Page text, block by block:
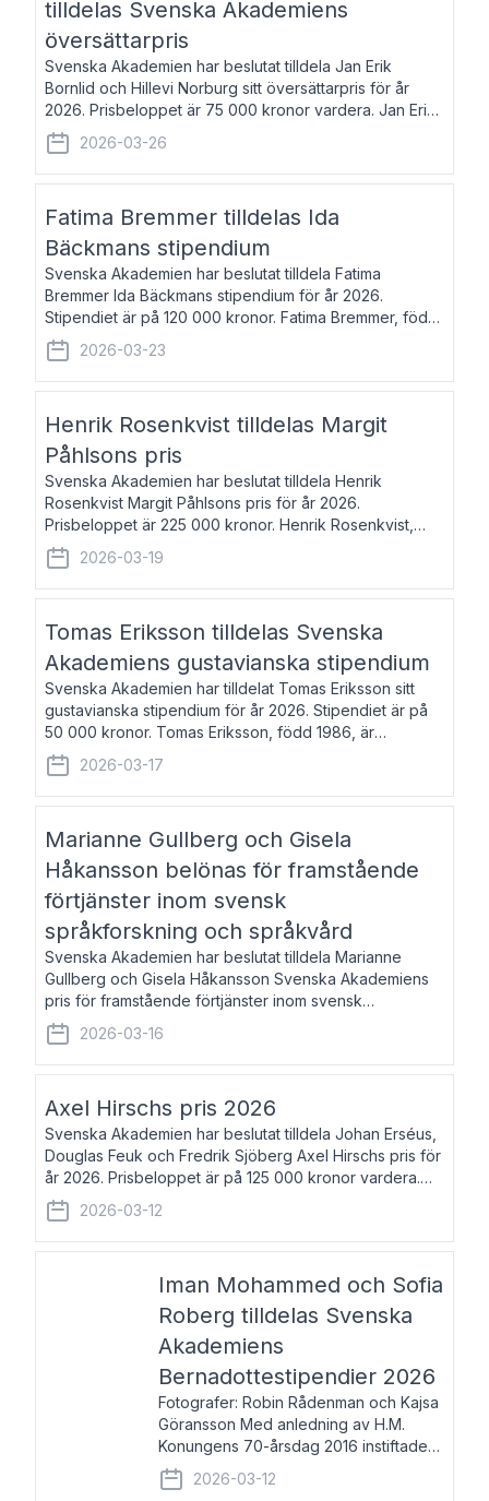
tilldelas Svenska Akademiens
översättarpris
Svenska Akademien har beslutat tilldela Jan Erik
Bornlid och Hillevi Norburg sitt översättarpris för år
2026. Prisbeloppet är 75 000 kronor vardera. Jan Erik
Bornlid, född 1947, är översättare från tyska. Han är
främst känd för sina översät
2026-03-26
Fatima Bremmer tilldelas Ida
Bäckmans stipendium
Svenska Akademien har beslutat tilldela Fatima
Bremmer Ida Bäckmans stipendium för år 2026.
Stipendiet är på 120 000 kronor. Fatima Bremmer, född
1977, är journalist och författare. Hon utkom i fjol med
boken Ligan. Klarakvarterens blodsyst
2026-03-23
Henrik Rosenkvist tilldelas Margit
Påhlsons pris
Svenska Akademien har beslutat tilldela Henrik
Rosenkvist Margit Påhlsons pris för år 2026.
Prisbeloppet är 225 000 kronor. Henrik Rosenkvist,
född 1965, är professor i nordiska språk vid Göteborgs
universitet. Han disputerade 2004 på avhan
2026-03-19
Tomas Eriksson tilldelas Svenska
Akademiens gustavianska stipendium
Svenska Akademien har tilldelat Tomas Eriksson sitt
gustavianska stipendium för år 2026. Stipendiet är på
50 000 kronor. Tomas Eriksson, född 1986, är
projektledare inom marknadsföring och författare och
utkom i fjol med boken Syndabocken.
2026-03-17
Marianne Gullberg och Gisela
Håkansson belönas för framstående
förtjänster inom svensk
språkforskning och språkvård
Svenska Akademien har beslutat tilldela Marianne
Gullberg och Gisela Håkansson Svenska Akademiens
pris för framstående förtjänster inom svensk
språkforskning och språkvård till minne av Carl Gabriel
och Karin Forsberg för år 2026. Prissumma
2026-03-16
Axel Hirschs pris 2026
Svenska Akademien har beslutat tilldela Johan Erséus,
Douglas Feuk och Fredrik Sjöberg Axel Hirschs pris för
år 2026. Prisbeloppet är på 125 000 kronor vardera.
Johan Erséus, född 1959, är fackboksförfattare och
journalist med mångårigt för
2026-03-12
Iman Mohammed och Sofia
Roberg tilldelas Svenska
Akademiens
Bernadottestipendier 2026
Fotografer: Robin Rådenman och Kajsa
Göransson Med anledning av H.M.
Konungens 70-årsdag 2016 instiftade
fem av de kungliga akademierna det så
kallade Bernadotteprogrammet med
2026-03-12